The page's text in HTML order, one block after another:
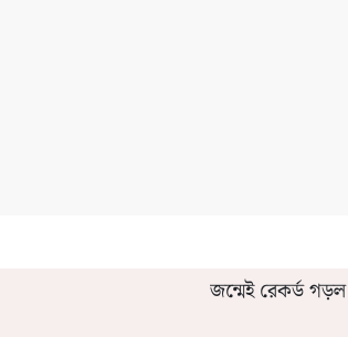
জন্মেই রেকর্ড
মিশর কোচ কেন